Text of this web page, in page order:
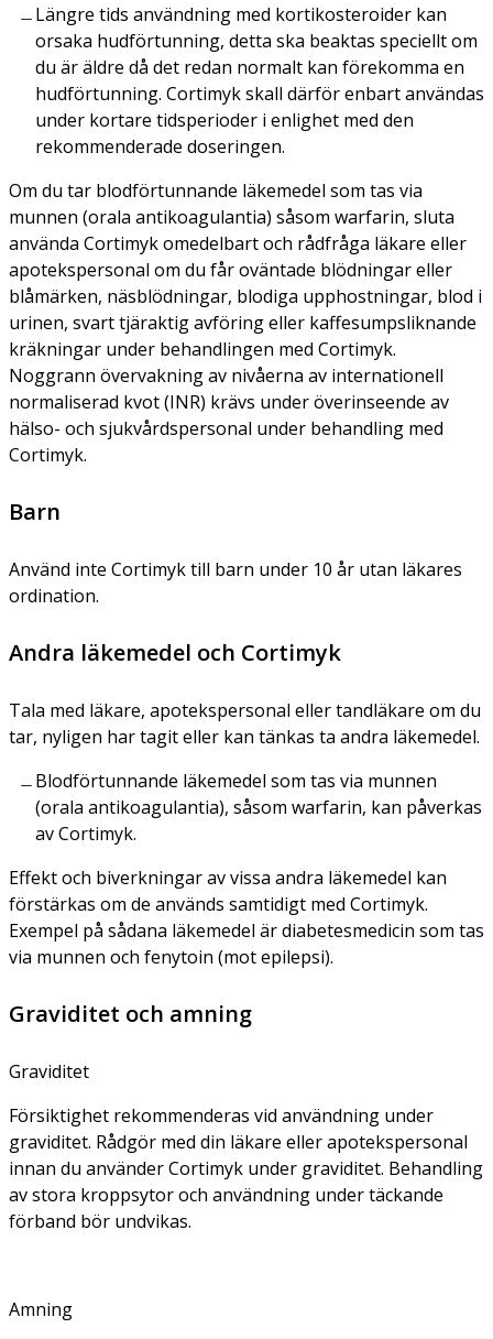
Längre tids användning med kortikosteroider kan
orsaka hudförtunning, detta ska beaktas speciellt om
du är äldre då det redan normalt kan förekomma en
hudförtunning. Cortimyk skall därför enbart användas
under kortare tidsperioder i enlighet med den
rekommenderade doseringen.
Om du tar blodförtunnande läkemedel som tas via
munnen (orala antikoagulantia) såsom warfarin, sluta
använda Cortimyk omedelbart och rådfråga läkare eller
apotekspersonal om du får oväntade blödningar eller
blåmärken, näsblödningar, blodiga upphostningar, blod i
urinen, svart tjäraktig avföring eller kaffesumpsliknande
kräkningar under behandlingen med Cortimyk.
Noggrann övervakning av nivåerna av internationell
normaliserad kvot (INR) krävs under överinseende av
hälso- och sjukvårdspersonal under behandling med
Cortimyk.
Barn
Använd inte Cortimyk till barn under 10 år utan läkares
ordination.
Andra läkemedel och Cortimyk
Tala med läkare, apotekspersonal eller tandläkare om du
tar, nyligen har tagit eller kan tänkas ta andra läkemedel.
Blodförtunnande läkemedel som tas via munnen
(orala antikoagulantia), såsom warfarin, kan påverkas
av Cortimyk.
Effekt och biverkningar av vissa andra läkemedel kan
förstärkas om de används samtidigt med Cortimyk.
Exempel på sådana läkemedel är diabetesmedicin som tas
via munnen och fenytoin (mot epilepsi).
Graviditet och amning
Graviditet
Försiktighet rekommenderas vid användning under
graviditet. Rådgör med din läkare eller apotekspersonal
innan du använder Cortimyk under graviditet. Behandling
av stora kroppsytor och användning under täckande
förband bör undvikas.
Amning